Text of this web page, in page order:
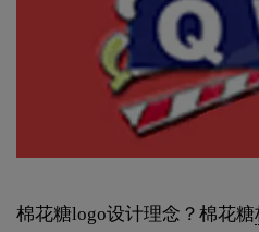
棉花糖logo设计理念？棉花糖